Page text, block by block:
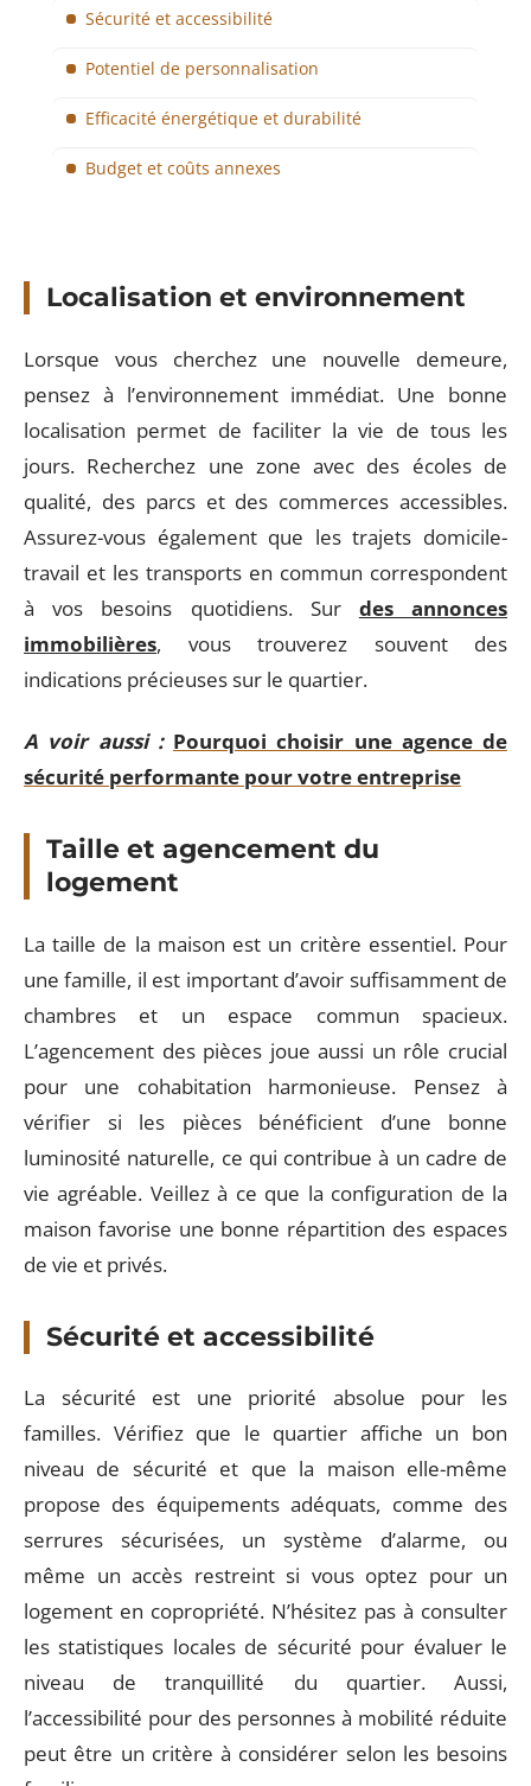
Sécurité et accessibilité
Potentiel de personnalisation
Efficacité énergétique et durabilité
Budget et coûts annexes
Localisation et environnement
Lorsque vous cherchez une nouvelle demeure,
pensez à l’environnement immédiat. Une bonne
localisation permet de faciliter la vie de tous les
jours. Recherchez une zone avec des écoles de
qualité, des parcs et des commerces accessibles.
Assurez-vous également que les trajets domicile-
travail et les transports en commun correspondent
à vos besoins quotidiens. Sur des annonces
immobilières, vous trouverez souvent des
indications précieuses sur le quartier.
A voir aussi : Pourquoi choisir une agence de
sécurité performante pour votre entreprise
Taille et agencement du
logement
La taille de la maison est un critère essentiel. Pour
une famille, il est important d’avoir suffisamment de
chambres et un espace commun spacieux.
L’agencement des pièces joue aussi un rôle crucial
pour une cohabitation harmonieuse. Pensez à
vérifier si les pièces bénéficient d’une bonne
luminosité naturelle, ce qui contribue à un cadre de
vie agréable. Veillez à ce que la configuration de la
maison favorise une bonne répartition des espaces
de vie et privés.
Sécurité et accessibilité
La sécurité est une priorité absolue pour les
familles. Vérifiez que le quartier affiche un bon
niveau de sécurité et que la maison elle-même
propose des équipements adéquats, comme des
serrures sécurisées, un système d’alarme, ou
même un accès restreint si vous optez pour un
logement en copropriété. N’hésitez pas à consulter
les statistiques locales de sécurité pour évaluer le
niveau de tranquillité du quartier. Aussi,
l’accessibilité pour des personnes à mobilité réduite
peut être un critère à considérer selon les besoins